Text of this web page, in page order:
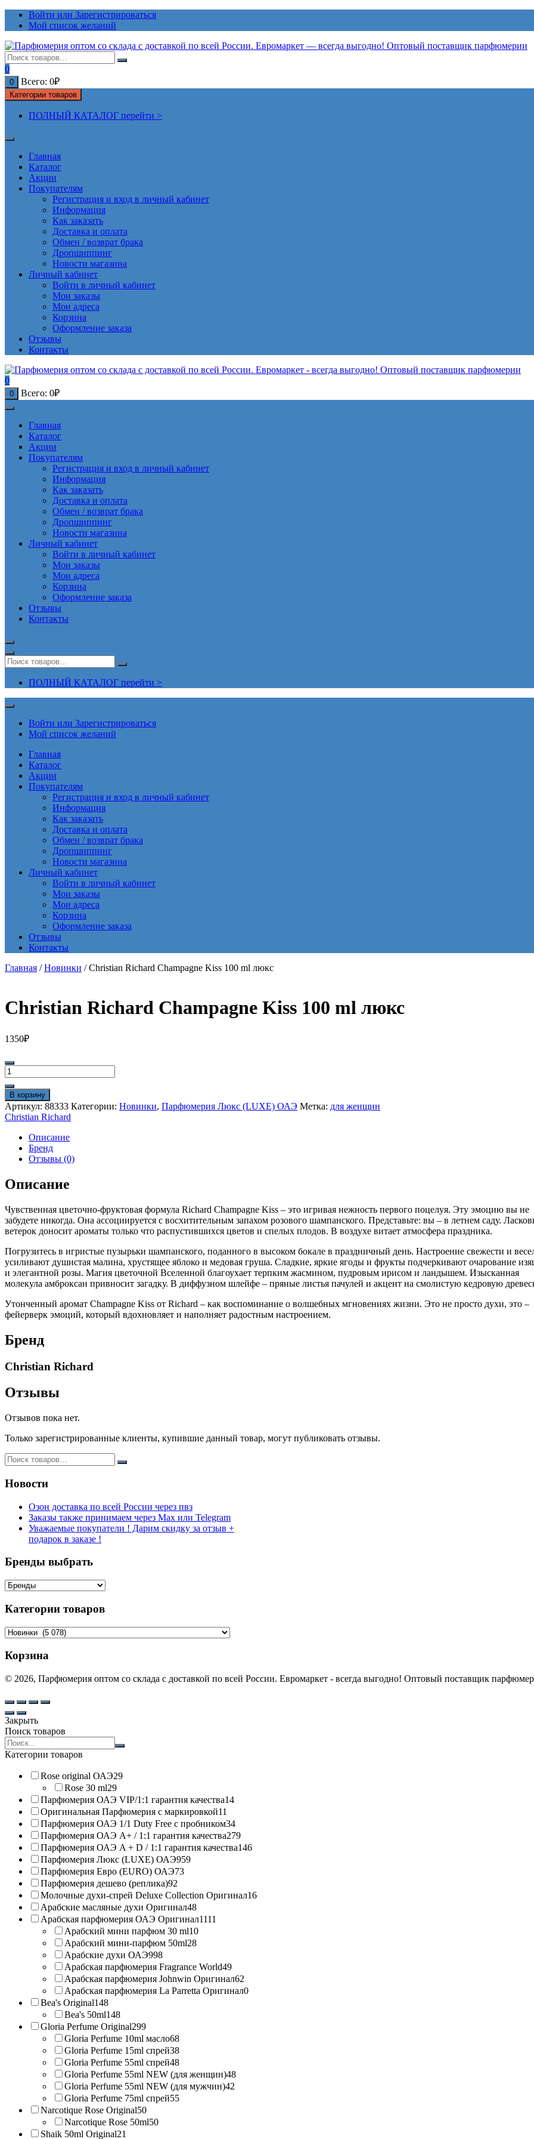
ПерейтиВойти или Зарегистрироваться
Мой список желаний
0
0 Всего: 0₽
Категории товаров
ПОЛНЫЙ КАТАЛОГ перейти >
Главная
Каталог
Акции
Покупателям
Регистрация и вход в личный кабинет
Информация
Как заказать
Доставка и оплата
Обмен / возврат брака
Дропшиппинг
Новости магазина
Личный кабинет
Войти в личный кабинет
Мои заказы
Мои адреса
Корзина
Оформление заказа
Отзывы
Контакты
0
0 Всего: 0₽
Главная
Каталог
Акции
Покупателям
Регистрация и вход в личный кабинет
Информация
Как заказать
Доставка и оплата
Обмен / возврат брака
Дропшиппинг
Новости магазина
Личный кабинет
Войти в личный кабинет
Мои заказы
Мои адреса
Корзина
Оформление заказа
Отзывы
Контакты
ПОЛНЫЙ КАТАЛОГ перейти >
Войти или Зарегистрироваться
Мой список желаний
Главная
Каталог
Акции
Покупателям
Регистрация и вход в личный кабинет
Информация
Как заказать
Доставка и оплата
Обмен / возврат брака
Дропшиппинг
Новости магазина
Личный кабинет
Войти в личный кабинет
Мои заказы
Мои адреса
Корзина
Оформление заказа
Отзывы
Контакты
Главная /Новинки / Christian Richard Champagne Kiss 100 ml люкс
Christian Richard Champagne Kiss 100 ml люкс
1350₽
Количество
товара
Christian
Richard
Champagne
Kiss
люкс
В корзину
Артикул: 88333 Категории: Новинки, Парфюмерия Люкс (LUXE) ОАЭ Метка: для женщин
Christian Richard
Описание
Бренд
Отзывы (0)
Описание
Чувственная цветочно-фруктовая формула Richard Champagne Kiss – это игривая нежность первого поцелуя. Эту эмоцию вы не
забудете никогда. Она ассоциируется с восхитительным запахом розового шампанского. Представьте: вы – в летнем саду.
ветерок доносит ароматы только что распустившихся цветов и спелых плодов. В воздухе витает атмосфера праздника.
Погрузитесь в игристые пузырьки шампанского, поданного в высоком бокале в праздничный день. Настроение свежести и
усиливают душистая малина, хрустящее яблоко и медовая груша. Сладкие, яркие ягоды и фрукты подчеркивают очарование
и элегантной розы. Магия цветочной Вселенной благоухает терпким жасмином, пудровым ирисом и ландышем. Изысканная
молекула амброксан привносит загадку. В диффузном шлейфе – пряные листья пачулей и акцент на смолистую кедровую
Утонченный аромат Champagne Kiss от Richard – как воспоминание о волшебных мгновениях жизни. Это не просто духи, это –
фейерверк эмоций, который вдохновляет и наполняет радостным настроением.
Бренд
Christian Richard
Отзывы
Отзывов пока нет.
Только зарегистрированные клиенты, купившие данный товар, могут публиковать отзывы.
Новости
Озон доставка по всей России через пвз
Заказы также принимаем через Max или Telegram
Уважаемые покупатели ! Дарим скидку за отзыв +
подарок в заказе !
Бренды выбрать
Категории товаров
Корзина
© 2026, Парфюмерия оптом со склада с доставкой по всей России. Евромаркет - всегда выгодно! Оптовый поставщик
Закрыть
Поиск товаров
Search
products:
Категории товаров
Rose original ОАЭ29
Rose 30 ml29
Парфюмерия ОАЭ VIP/1:1 гарантия качества14
Оригинальная Парфюмерия с маркировкой11
Парфюмерия ОАЭ 1/1 Duty Free с пробником34
Парфюмерия ОАЭ A+ / 1:1 гарантия качества279
Парфюмерия ОАЭ A + D / 1:1 гарантия качества146
Парфюмерия Люкс (LUXE) ОАЭ959
Парфюмерия Евро (EURO) ОАЭ73
Парфюмерия дешево (реплика)92
Молочные духи-спрей Deluxe Collection Оригинал16
Арабские масляные духи Оригинал48
Арабская парфюмерия ОАЭ Оригинал1111
Арабский мини парфюм 30 ml10
Арабский мини-парфюм 50ml28
Арабские духи ОАЭ998
Арабская парфюмерия Fragrance World49
Арабская парфюмерия Johnwin Оригинал62
Арабская парфюмерия La Parretta Оригинал0
Bea's Original148
Bea's 50ml148
Gloria Perfume Original299
Gloria Perfume 10ml масло68
Gloria Perfume 15ml спрей38
Gloria Perfume 55ml спрей48
Gloria Perfume 55ml NEW (для женщин)48
Gloria Perfume 55ml NEW (для мужчин)42
Gloria Perfume 75ml спрей55
Narcotique Rose Original50
Narcotique Rose 50ml50
Shaik 50ml Original21